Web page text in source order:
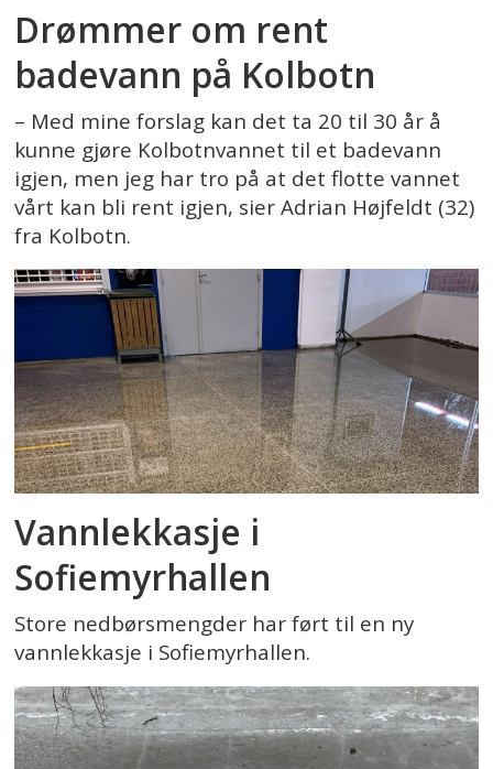
Drømmer om rent
badevann på Kolbotn
– Med mine forslag kan det ta 20 til 30 år å
kunne gjøre Kolbotnvannet til et badevann
igjen, men jeg har tro på at det flotte vannet
vårt kan bli rent igjen, sier Adrian Højfeldt (32)
fra Kolbotn.
Vannlekkasje i
Sofiemyrhallen
Store nedbørsmengder har ført til en ny
vannlekkasje i Sofiemyrhallen.